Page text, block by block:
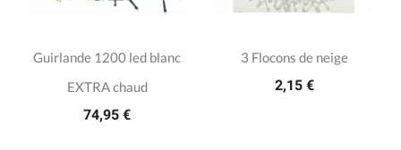
Guirlande 1200 led blanc
EXTRA chaud
74,95 €
3 Flocons de neige
2,15 €